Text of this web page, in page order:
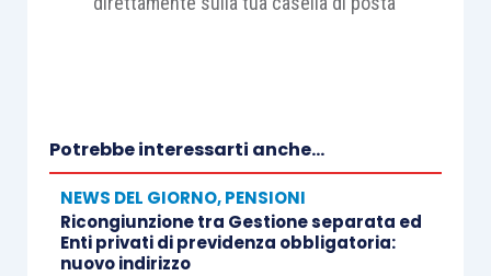
Potrebbe interessarti anche...
NEWS DEL GIORNO,PENSIONI
Ricongiunzione tra Gestione separata ed
Enti privati di previdenza obbligatoria:
nuovo indirizzo